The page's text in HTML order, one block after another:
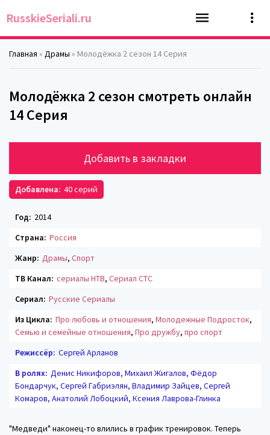
RusskieSeriali.ru
Главная » Драмы » Молодёжка 2 сезон 14 Серия
Молодёжка 2 сезон смотреть онлайн
14 Серия
Добавить в закладки
Добавлена: 40 серий
Год: 2014
Страна: Россия
Жанр: Драмы, Спорт
ТВ Канал: сериалы НТВ, Сериал СТС
Сериал: Русские Сериалы
Из Цикла: Про любовь и отношения, Молодежные Подросток,
Семью и семейные отношения, Про дружбу, про спорт
Режиссёр: Сергей Арланов
В ролях: Денис Никифоров, Михаил Жигалов, Фёдор
Бондарчук, Сергей Габриэлян, Владимир Зайцев, Сергей
Комаров, Анатолий Лобоцкий, Ксения Лаврова-Глинка
"Медведи" наконец-то влились в график тренировок. Теперь